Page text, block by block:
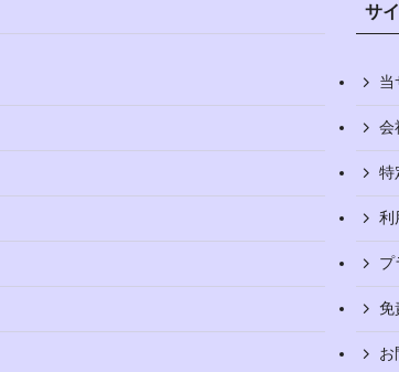
サ
当
会
特
利
プ
免
お